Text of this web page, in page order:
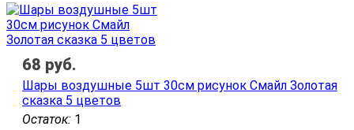
Остаток: 1
Шары воздушные 5шт 30см рисунок Смайл Золотая
сказка 5 цветов
68 руб.